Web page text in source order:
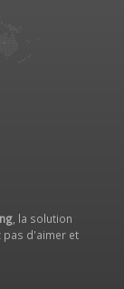
, la solution
pas d'aimer et